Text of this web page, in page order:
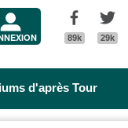
89k 29k
d'après Tour